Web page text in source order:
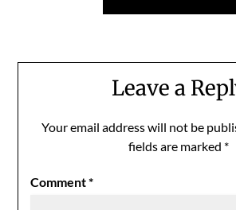
Leave a
Your email address will not be
fields are marked *
Comment*